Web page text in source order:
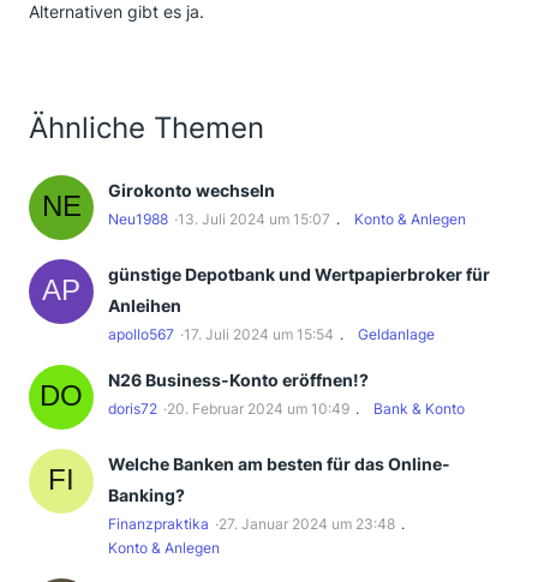
Alternativen gibt es ja.
Ähnliche Themen
Girokonto wechseln
Neu1988 13. Juli 2024 um 15:07 Konto & Anlegen
günstige Depotbank und Wertpapierbroker für
Anleihen
apollo567 17. Juli 2024 um 15:54 Geldanlage
N26 Business-Konto eröffnen!?
doris72 20. Februar 2024 um 10:49 Bank & Konto
Welche Banken am besten für das Online-
Banking?
Finanzpraktika
27. Januar 2024 um 23:48
Konto & Anlegen